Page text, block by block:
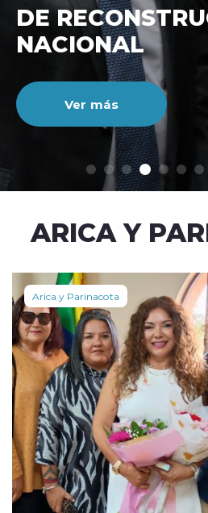
modo claro
CUENTAS DEL
ESTADO CON
Ver más
ARICA Y
Arica y Parinacota